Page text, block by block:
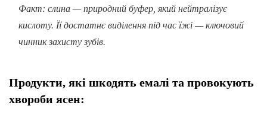
Факт: слина — природний буфер, який нейтралізує
кислоту. Її достатнє виділення під час їжі — ключовий
чинник захисту зубів.
Продукти, які шкодять емалі та провокують
хвороби ясен: